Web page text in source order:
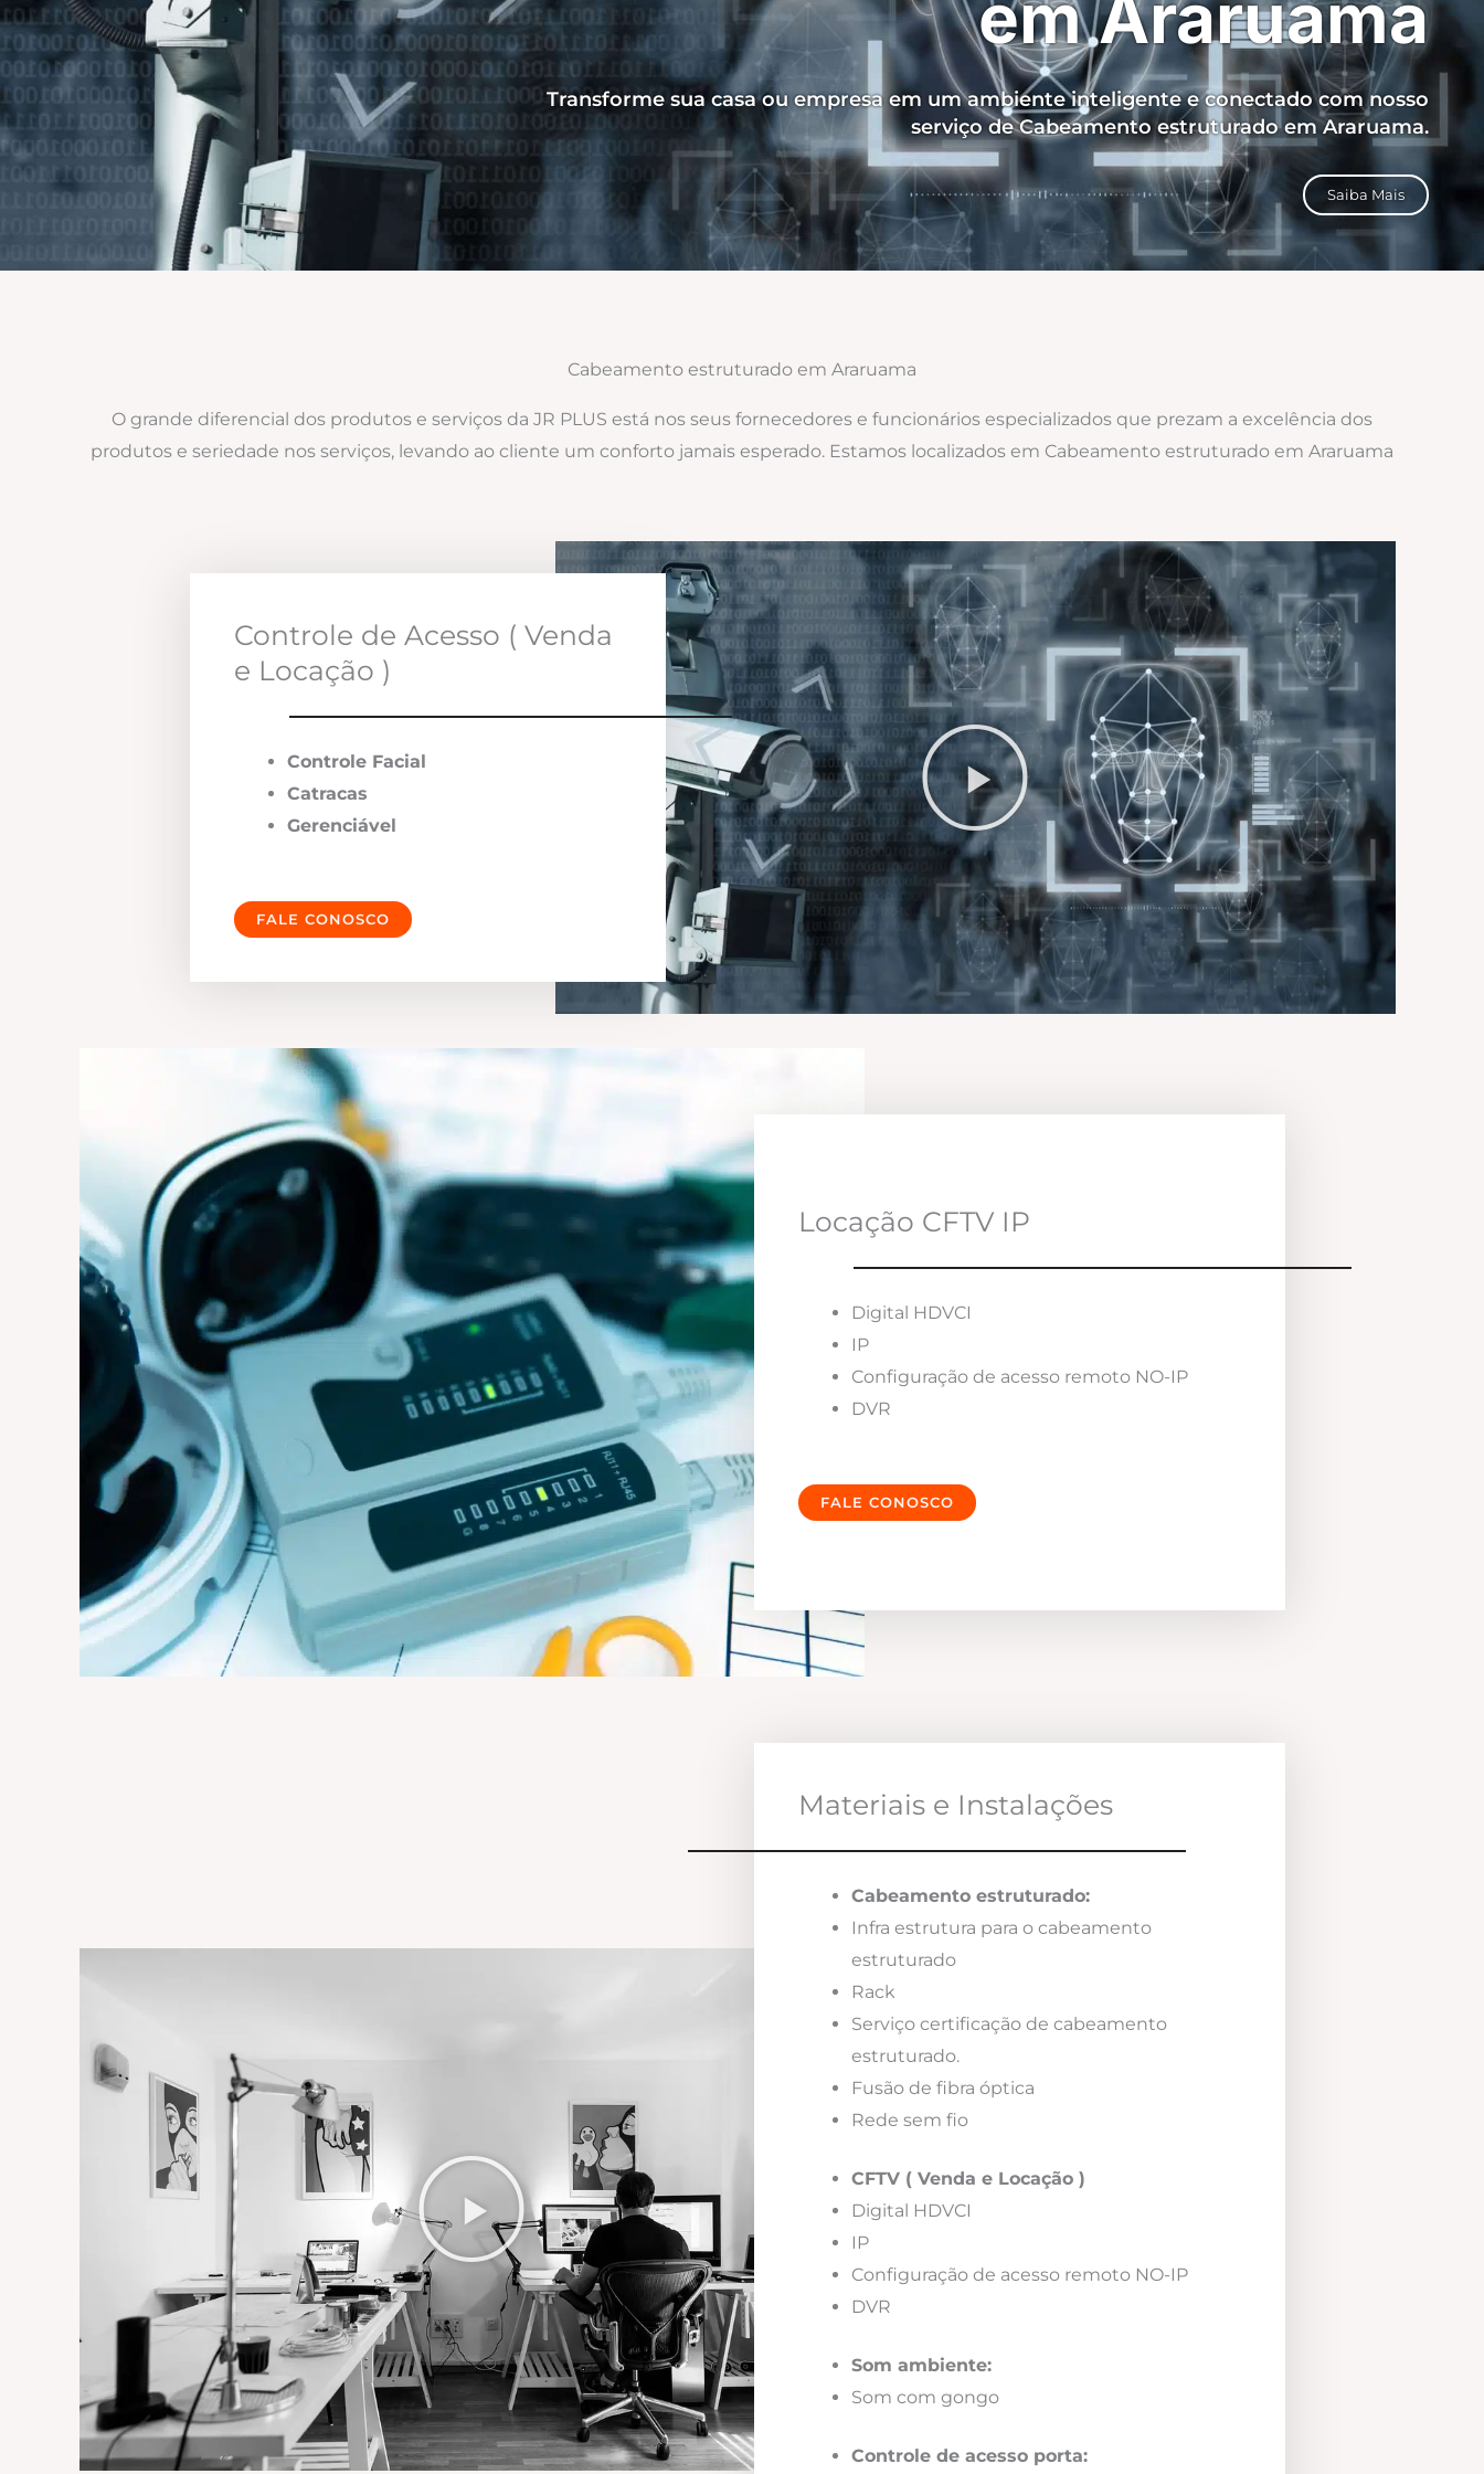
em Araruama
Transforme sua casa ou empresa em um ambiente inteligente e conectado com nosso
serviço de Cabeamento estruturado em Araruama.
Saiba Mais
Cabeamento estruturado em Araruama
O grande diferencial dos produtos e serviços da JR PLUS está nos seus fornecedores e funcionários especializados que prezam a excelência dos
produtos e seriedade nos serviços, levando ao cliente um conforto jamais esperado. Estamos localizados em Cabeamento estruturado em Araruama
Controle de Acesso ( Venda
e Locação )
Controle Facial
Catracas
Gerenciável
FALE CONOSCO
Locação CFTV IP
Digital HDVCI
IP
Configuração de acesso remoto NO-IP
DVR
FALE CONOSCO
Materiais e Instalações
Cabeamento estruturado:
Infra estrutura para o cabeamento
estruturado
Rack
Serviço certificação de cabeamento
estruturado.
Fusão de fibra óptica
Rede sem fio
CFTV ( Venda e Locação )
Digital HDVCI
IP
Configuração de acesso remoto NO-IP
DVR
Som ambiente:
Som com gongo
Controle de acesso porta: